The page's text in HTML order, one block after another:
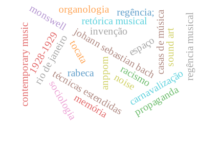
técnicas estendidas
johann sebastian bachcasas de música
rio de janeiro
1928-1929 espaço
carnavalização
retórica musical
invenção
anppom
tocata
regência;
rabeca
organologia
sociologia
regência musical
propaganda
racismo
memória
monswell
noise
contemporary music sound art